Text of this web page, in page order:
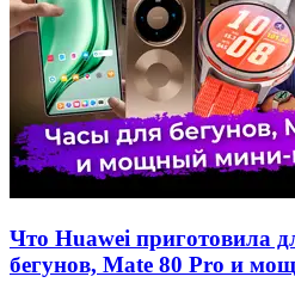
Что Huawei приготовила
бегунов, Mate 80 Pro и